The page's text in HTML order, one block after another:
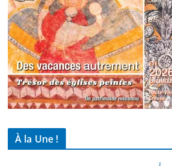
À la Une !